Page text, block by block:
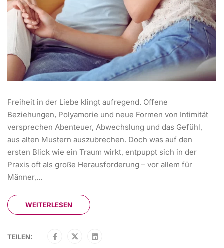
Freiheit in der Liebe klingt aufregend. Offene
Beziehungen, Polyamorie und neue Formen von Intimität
versprechen Abenteuer, Abwechslung und das Gefühl,
aus alten Mustern auszubrechen. Doch was auf den
ersten Blick wie ein Traum wirkt, entpuppt sich in der
Praxis oft als große Herausforderung – vor allem für
Männer,...
WEITERLESEN
TEILEN: